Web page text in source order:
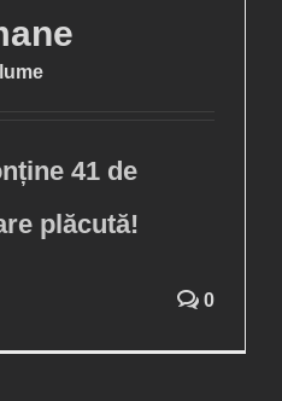
41 de
plăcută!
0